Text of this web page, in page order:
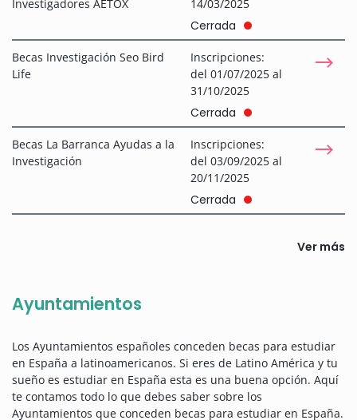
Investigadores AETOX
14/03/2025
Cerrada
Becas Investigación Seo Bird
Life
Inscripciones:
del 01/07/2025 al
31/10/2025
Cerrada
Becas La Barranca Ayudas a la
Investigación
Inscripciones:
del 03/09/2025 al
20/11/2025
Cerrada
Ver más
Ayuntamientos
Los Ayuntamientos españoles conceden becas para estudiar
en España a latinoamericanos. Si eres de Latino América y tu
sueño es estudiar en España esta es una buena opción. Aquí
te contamos todo lo que debes saber sobre los
Ayuntamientos que conceden becas para estudiar en España.